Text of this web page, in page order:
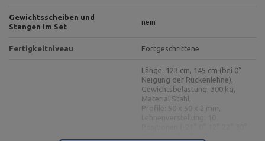
Gewichtsscheiben und
Stangen im Set
nein
Fertigkeitniveau Fortgeschrittene
Länge: 123 cm, 145 cm (bei 0°
Neigung der Rückenlehne),
Gewichtsbelastung: 300 kg,
Material Stahl,
Profile: 50 x 50 x 2 mm,